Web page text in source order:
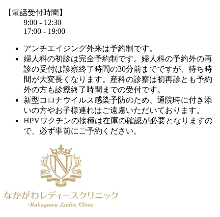
【電話受付時間】
9:00 - 12:30
17:00 - 19:00
アンチエイジング外来は予約制です。
婦人科の初診は完全予約制です。婦人科の予約外の再
診の受付は診察終了時間の30分前までですが、待ち時
間が大変長くなります。産科の診察は初再診とも予約
外の方も診療終了時間までの受付です。
新型コロナウイルス感染予防のため、通院時に付き添
いの方やお子様連れはご遠慮いただいております。
HPVワクチンの接種は在庫の確認が必要となりますの
で、必ず事前にご予約ください。